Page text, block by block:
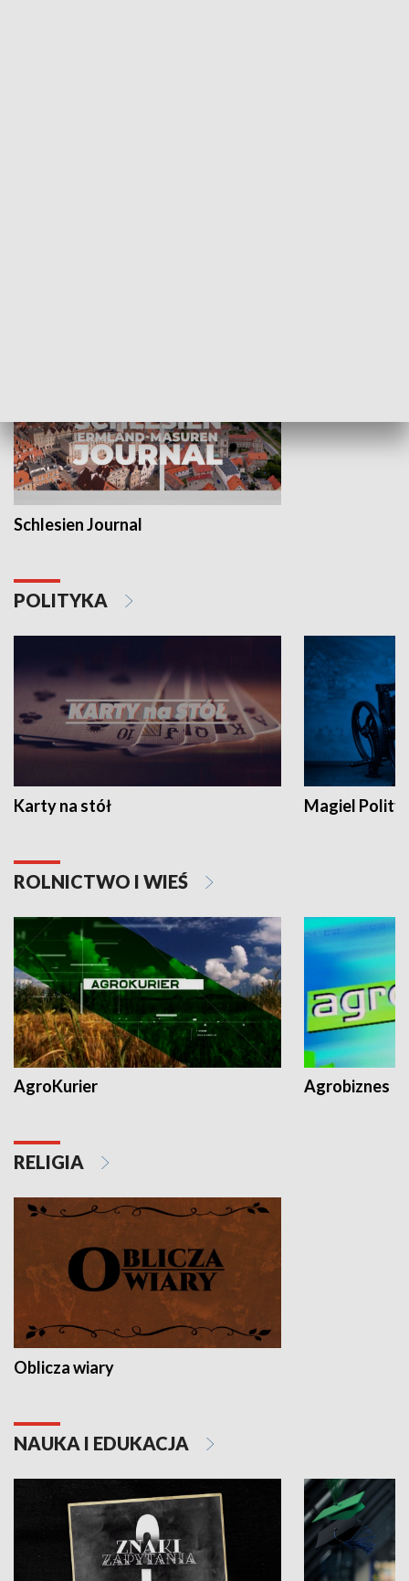
Schlesien Journal
POLITYKA
Karty na stół Magiel
ROLNICTWO I WIEŚ
AgroKurier Agrobiznes
RELIGIA
Oblicza wiary
NAUKA I EDUKACJA